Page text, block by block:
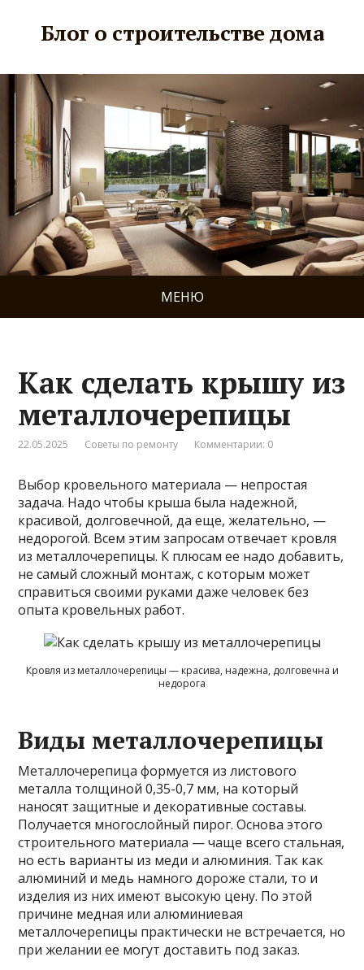
Блог о строительстве дома
МЕНЮ
Как сделать крышу из
металлочерепицы
22.05.2025 Советы по ремонту Комментарии: 0
Выбор кровельного материала — непростая
задача. Надо чтобы крыша была надежной,
красивой, долговечной, да еще, желательно, —
недорогой. Всем этим запросам отвечает кровля
из металлочерепицы. К плюсам ее надо добавить,
не самый сложный монтаж, с которым может
справиться своими руками даже человек без
опыта кровельных работ.
Кровля из металлочерепицы — красива, надежна, долговечна и
недорога
Виды металлочерепицы
Металлочерепица формуется из листового
металла толщиной 0,35-0,7 мм, на который
наносят защитные и декоративные составы.
Получается многослойный пирог. Основа этого
строительного материала — чаще всего стальная,
но есть варианты из меди и алюминия. Так как
алюминий и медь намного дороже стали, то и
изделия из них имеют высокую цену. По этой
причине медная или алюминиевая
металлочерепицы практически не встречается, но
при желании ее могут доставить под заказ.